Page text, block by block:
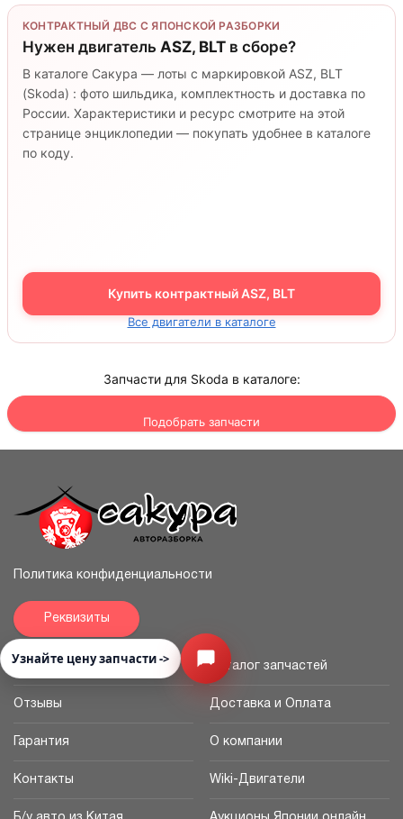
КОНТРАКТНЫЙ ДВС С ЯПОНСКОЙ РАЗБОРКИ
Нужен двигатель ASZ, BLT в сборе?
В каталоге Сакура — лоты с маркировкой ASZ, BLT
(Skoda) : фото шильдика, комплектность и доставка по
России. Характеристики и ресурс смотрите на этой
странице энциклопедии — покупать удобнее в каталоге
по коду.
Купить контрактный ASZ, BLT
Все двигатели в каталоге
Запчасти для Skoda в каталоге:
Подобрать запчасти
Узнайте цену запчасти -> Открыть меню
Политика конфиденциальности
Реквизиты
Главная Каталог запчастей
Отзывы Доставка и Оплата
Гарантия О компании
Контакты Wiki-Двигатели